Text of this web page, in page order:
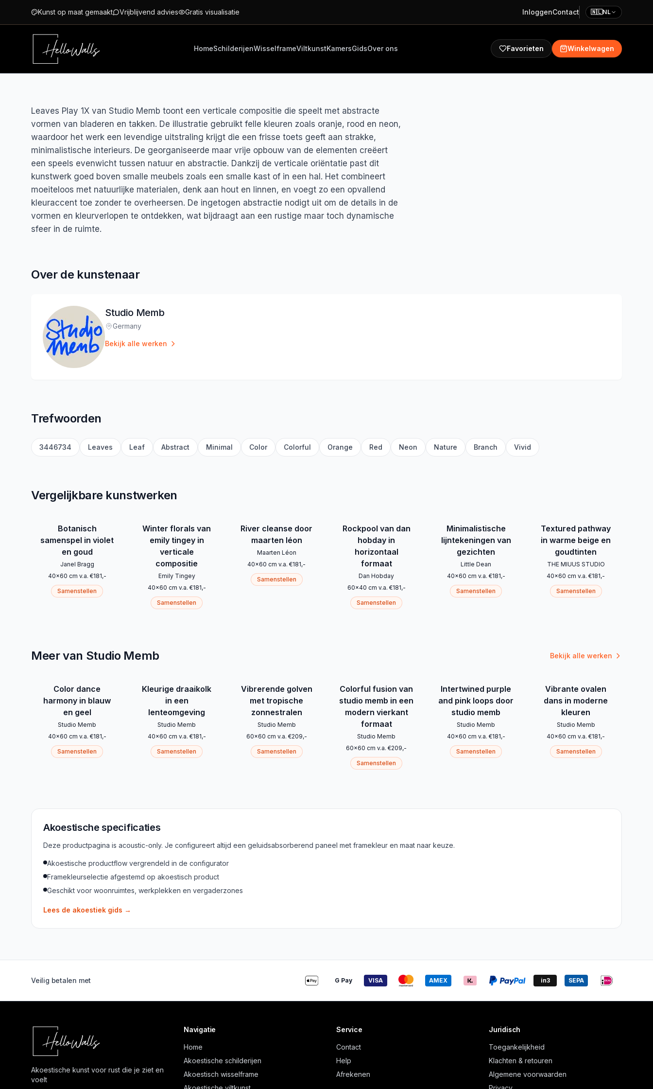
Kunst op maat gemaakt Vrijblijvend advies Gratis visualisatie InloggenContact 🇳🇱NL
HomeSchilderijenWisselframeViltkunstKamersGidsOver ons Favorieten Winkelwagen
Leaves Play 1X van Studio Memb toont een verticale compositie die speelt met abstracte
vormen van bladeren en takken. De illustratie gebruikt felle kleuren zoals oranje, rood en neon,
waardoor het werk een levendige uitstraling krijgt die een frisse toets geeft aan strakke,
minimalistische interieurs. De georganiseerde maar vrije opbouw van de elementen creëert
een speels evenwicht tussen natuur en abstractie. Dankzij de verticale oriëntatie past dit
kunstwerk goed boven smalle meubels zoals een smalle kast of in een hal. Het combineert
moeiteloos met natuurlijke materialen, denk aan hout en linnen, en voegt zo een opvallend
kleuraccent toe zonder te overheersen. De ingetogen abstractie nodigt uit om de details in de
vormen en kleurverlopen te ontdekken, wat bijdraagt aan een rustige maar toch dynamische
sfeer in de ruimte.
Over de kunstenaar
Studio Memb
Locatie:
Germany
Bekijk alle werken
Trefwoorden
3446734 Leaves Leaf Abstract Minimal Color Colorful Orange Red Neon Nature Branch Vivid
Vergelijkbare kunstwerken
Botanisch
samenspel in violet
en goud
Janel Bragg
40x60 cm v.a. €181,-
Samenstellen
Winter florals van
emily tingey in
verticale
compositie
Emily Tingey
40x60 cm v.a. €181,-
Samenstellen
River cleanse door
maarten léon
Maarten Léon
40x60 cmv.a. €181,-
Samenstellen
Rockpool van dan
hobday in
horizontaal
formaat
Dan Hobday
60x40 cm v.a. €181,-
Samenstellen
Minimalistische
lijntekeningen van
gezichten
Little Dean
40x60 cm v.a. €181,-
Samenstellen
Textured pathway
in warme beige en
goudtinten
THE MIUUS STUDIO
40x60 cmv.a. €181,-
Samenstellen
Meer van Studio Memb Bekijk alle werken
Color dance
harmony in blauw
en geel
Studio Memb
40x60 cm v.a. €181,-
Samenstellen
Kleurige draaikolk
in een
lenteomgeving
Studio Memb
40x60 cm v.a. €181,-
Samenstellen
Vibrerende golven
met tropische
zonnestralen
Studio Memb
60x60 cm v.a. €209,-
Samenstellen
Colorful fusion van
studio memb in een
modern vierkant
formaat
Studio Memb
60x60 cmv.a. €209,-
Samenstellen
Intertwined purple
and pink loops door
studio memb
Studio Memb
40x60 cm v.a. €181,-
Samenstellen
Vibrante ovalen
dans in moderne
kleuren
Studio Memb
40x60 cmv.a. €181,-
Samenstellen
Akoestische specificaties
Deze productpagina is acoustic-only. Je configureert altijd een geluidsabsorberend paneel met framekleur en maat naar keuze.
Akoestische productflow vergrendeld in de configurator
Framekleurselectie afgestemd op akoestisch product
Geschikt voor woonruimtes, werkplekken en vergaderzones
Lees de akoestiek gids →
Veilig betalen met G Pay VISA AMEX in3 SEPA
Akoestische kunst voor rust die je ziet en
voelt
Navigatie
Home
Akoestische schilderijen
Akoestisch wisselframe
Service
Contact
Help
Afrekenen
Juridisch
Toegankelijkheid
Klachten & retouren
Algemene voorwaarden